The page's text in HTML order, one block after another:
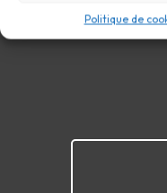
Politique de